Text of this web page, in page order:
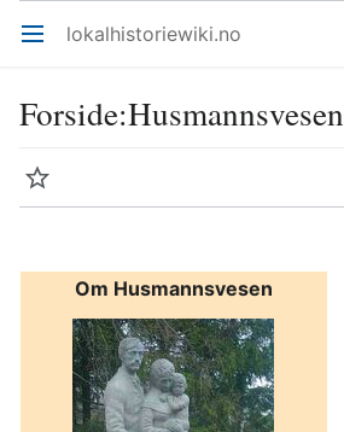
Åpne hovedmenyen lokalhistoriewiki.no
Forside:Husmannsvesen
Overvåk
Om Husmannsvesen